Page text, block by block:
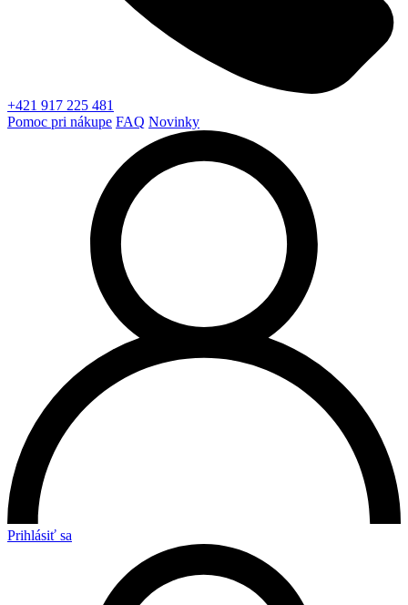
+421 917 225 481
Pomoc pri nákupe FAQ Novinky
Prihlásiť sa